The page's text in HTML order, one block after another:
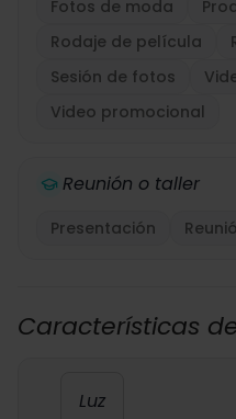
Fotos de moda
Rodaje de película
Sesión de fotos
Video promocional
Reunión o taller
Presentación
Características
Luz